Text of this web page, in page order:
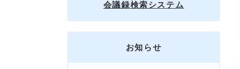
会議録検索システム
お知らせ